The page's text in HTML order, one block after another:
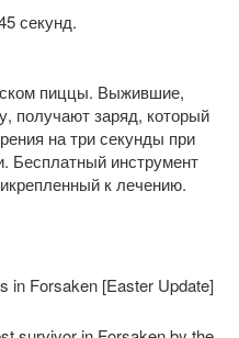
секунд.
пиццы. Выжившие,
получают заряд, который
на три секунды при
Бесплатный инструмент
к лечению.